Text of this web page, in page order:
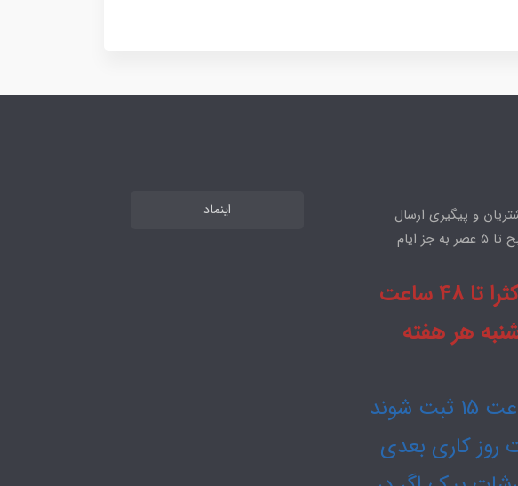
و پیگیری ارسال
محموله(تماس و یا پیام فقط از ساعت ۱۰ صبح تا ۵ عصر به جز ایام
توجه: سفارشات پستی حداکثرا تا 48 ساعت
هر هفته
سفارشات پیک اگر تا قبل ساعت 15 ثبت شوند
روز کاری بعدی
اینماد